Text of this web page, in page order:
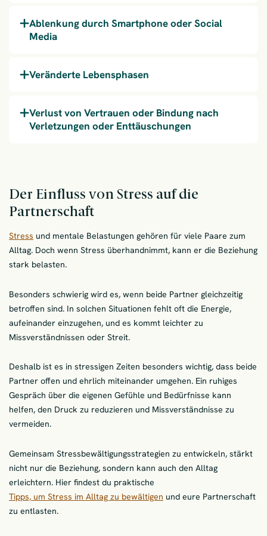
Ablenkung durch Smartphone oder Social
Media
Veränderte Lebensphasen
Verlust von Vertrauen oder Bindung nach
Verletzungen oder Enttäuschungen
Der Einfluss von Stress auf die
Partnerschaft
Stress und mentale Belastungen gehören für viele Paare zum
Alltag. Doch wenn Stress überhandnimmt, kann er die Beziehung
stark belasten.
Besonders schwierig wird es, wenn beide Partner gleichzeitig
betroffen sind. In solchen Situationen fehlt oft die Energie,
aufeinander einzugehen, und es kommt leichter zu
Missverständnissen oder Streit.
Deshalb ist es in stressigen Zeiten besonders wichtig, dass beide
Partner offen und ehrlich miteinander umgehen. Ein ruhiges
Gespräch über die eigenen Gefühle und Bedürfnisse kann
helfen, den Druck zu reduzieren und Missverständnisse zu
vermeiden.
Gemeinsam Stressbewältigungsstrategien zu entwickeln, stärkt
nicht nur die Beziehung, sondern kann auch den Alltag
erleichtern. Hier findest du praktische
Tipps, um Stress im Alltag zu bewältigen und eure Partnerschaft
zu entlasten.